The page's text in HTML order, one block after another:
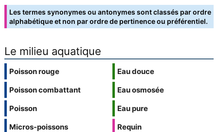
Les termes synonymes ou antonymes sont classés par ordre
alphabétique et non par ordre de pertinence ou préférentiel.
Le milieu aquatique
Poisson rouge
Poisson combattant
Poisson
Micros-poissons
Eau douce
Eau osmosée
Eau pure
Requin